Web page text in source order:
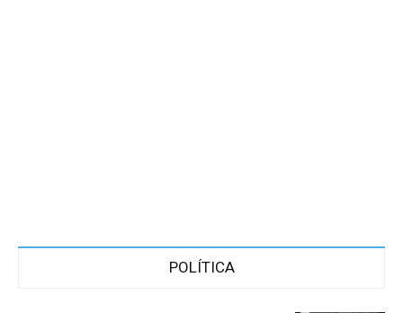
POLÍTICA